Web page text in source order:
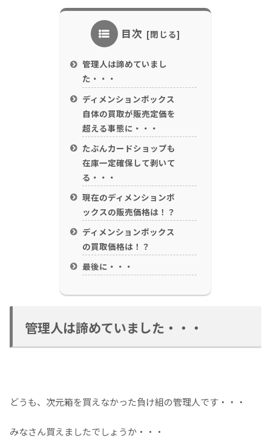
目次
管理人は諦めていまし
た・・・
ディメンションボックス
自体の買取が販売定価を
超える事態に・・・
たぶんカードショップも
在庫一定確保して剥いて
る・・・
現在のディメンションボ
ックスの販売価格は！？
ディメンションボックス
の買取価格は！？
最後に・・・
管理人は諦めていました・・・
どうも、次元箱を買えなかった負け組の管理人です・・・
みなさん買えましたでしょうか・・・